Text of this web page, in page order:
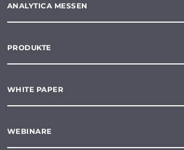
ANALYTICA MESSEN
PRODUKTE
WHITE PAPER
WEBINARE